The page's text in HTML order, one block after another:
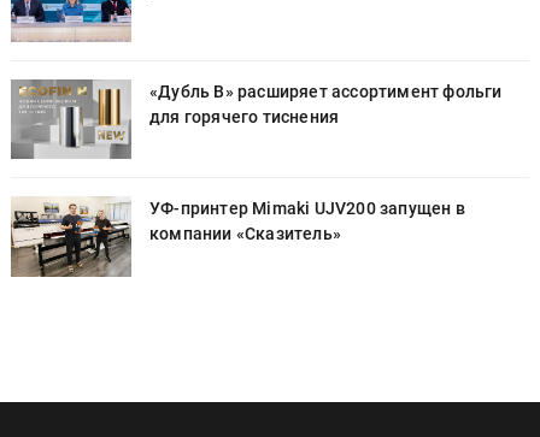
«Дубль В» расширяет ассортимент фольги
для горячего тиснения
УФ-принтер Mimaki UJV200 запущен в
компании «Сказитель»